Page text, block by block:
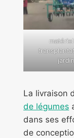
jardin
La livraison
de légumes
dans ses
de